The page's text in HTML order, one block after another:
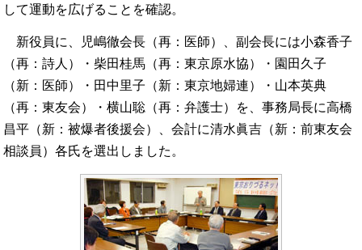
して運動を広げることを確認。
新役員に、児嶋徹会長（再：医師）、副会長には小森香子
（再：詩人）・柴田桂馬（再：東京原水協）・園田久子
（新：医師）・田中里子（新：東京地婦連）・山本英典
（再：東友会）・横山聡（再：弁護士）を、事務局長に高橋
昌平（新：被爆者後援会）、会計に清水眞吉（新：前東友会
相談員）各氏を選出しました。